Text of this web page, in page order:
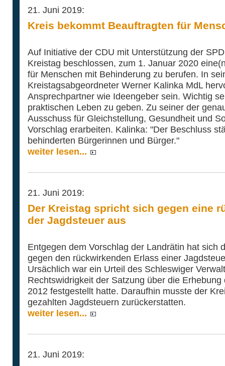
21. Juni 2019:
Kreis bekommt Beauftragten für
Auf Initiative der CDU mit Unterstützung der
Kreistag beschlossen, zum 1. Januar 2020
für Menschen mit Behinderung zu berufen. In
Kreistagsabgeordneter Werner Kalinka MdL
Ansprechpartner wie Ideengeber sein. Wichtig
praktischen Leben zu geben. Zu seiner der
Ausschuss für Gleichstellung, Gesundheit und
Vorschlag erarbeiten. Kalinka: "Der Beschluss
behinderten Bürgerinnen und Bürger."
weiter lesen...
21. Juni 2019:
Der Kreistag spricht sich gegen eine
der Jagdsteuer aus
Entgegen dem Vorschlag der Landrätin hat sich
gegen den rückwirkenden Erlass einer
Ursächlich war ein Urteil des Schleswiger
Rechtswidrigkeit der Satzung über die
2012 festgestellt hatte. Daraufhin musste der
gezahlten Jagdsteuern zurückerstatten.
weiter lesen...
21. Juni 2019: